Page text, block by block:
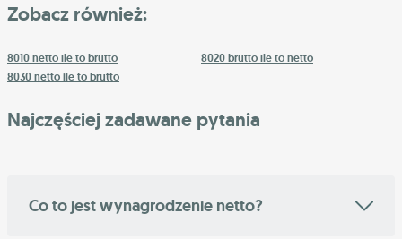
Zobacz również:
8010 netto ile to brutto
8020 brutto ile to netto
8030 netto ile to brutto
Najczęściej zadawane pytania
Co to jest wynagrodzenie netto?